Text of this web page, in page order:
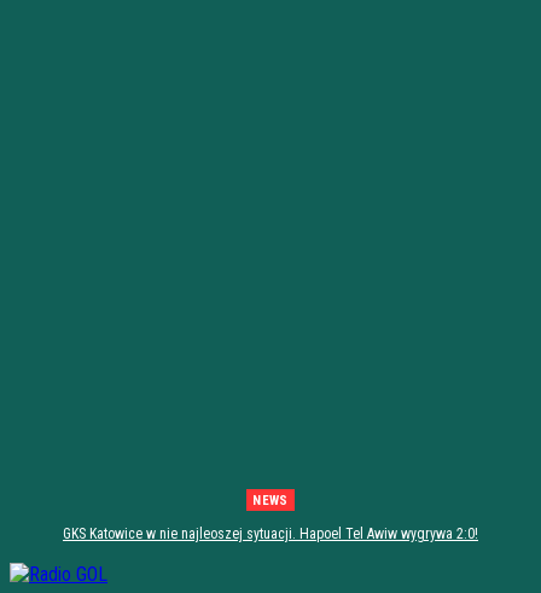
NEWS
GKS Katowice w nie najleoszej sytuacji. Hapoel Tel Awiw wygrywa 2:0!